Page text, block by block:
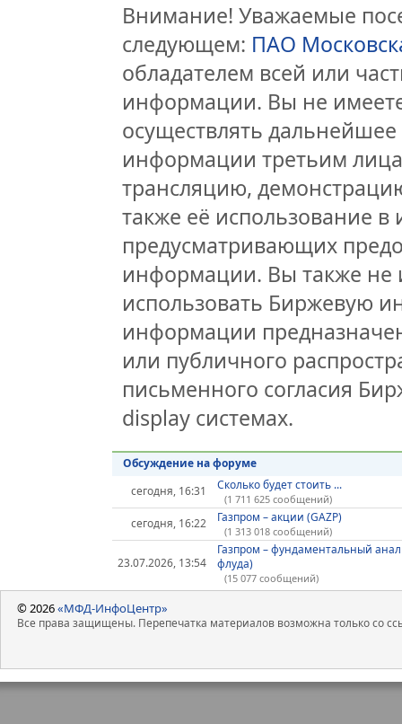
Внимание! Уважаемые
следующем: ПАО
обладателем всей или
информации. Вы не
осуществлять
информации третьим
трансляцию,
также её использование
предусматривающих
информации. Вы также не
использовать Биржевую
информации
или публичного
письменного согласия
display системах.
Обсуждение на форуме
сегодня, 16:31
Сколько будет стоить ...
(1 711 625 сообщений)
сегодня, 16:22 Газпром – акции (GAZP)
(1 313 018 сообщений)
23.07.2026, 13:54
Газпром – фундаментальный
флуда)
(15 077 сообщений)
© 2026«МФД-ИнфоЦентр»
Все права защищены. Перепечатка материалов возможна только со